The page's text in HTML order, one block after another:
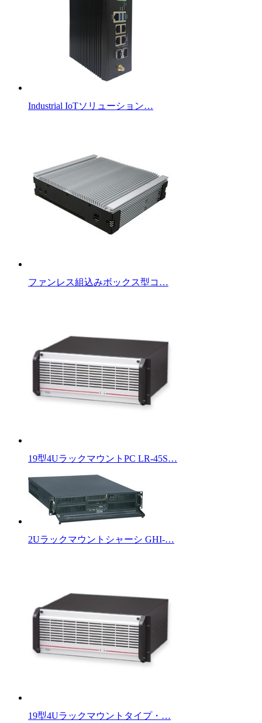
Industrial IoTソリューション…
ファンレス組込みボックス型コ…
19型4UラックマウントPC LR-45S…
2Uラックマウントシャーシ GHI-…
19型4Uラックマウントタイプ・…